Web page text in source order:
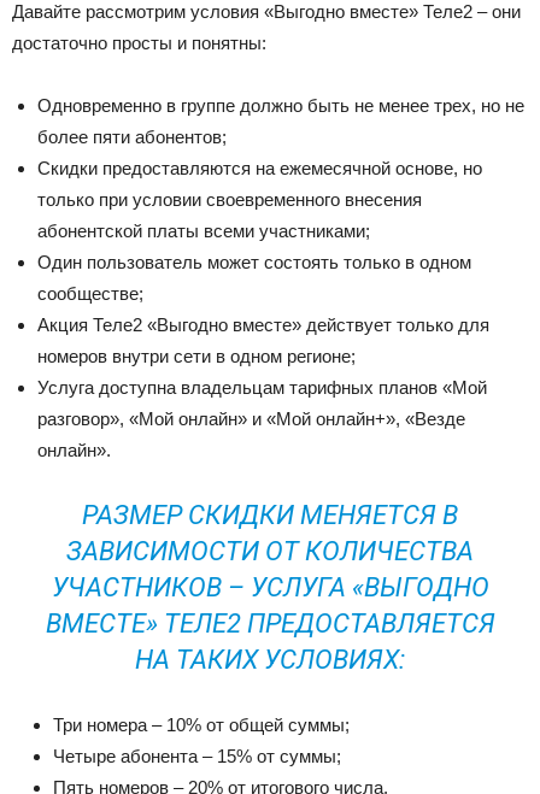
Давайте рассмотрим условия «Выгодно вместе» Теле2 – они
достаточно просты и понятны:
Одновременно в группе должно быть не менее трех, но не
более пяти абонентов;
Скидки предоставляются на ежемесячной основе, но
только при условии своевременного внесения
абонентской платы всеми участниками;
Один пользователь может состоять только в одном
сообществе;
Акция Теле2 «Выгодно вместе» действует только для
номеров внутри сети в одном регионе;
Услуга доступна владельцам тарифных планов «Мой
разговор», «Мой онлайн» и «Мой онлайн+», «Везде
онлайн».
РАЗМЕР СКИДКИ МЕНЯЕТСЯ В
ЗАВИСИМОСТИ ОТ КОЛИЧЕСТВА
УЧАСТНИКОВ – УСЛУГА «ВЫГОДНО
ВМЕСТЕ» ТЕЛЕ2 ПРЕДОСТАВЛЯЕТСЯ
НА ТАКИХ УСЛОВИЯХ:
Три номера –10%от общей суммы;
Четыре абонента – 15%от суммы;
Пять номеров – 20%от итогового числа.